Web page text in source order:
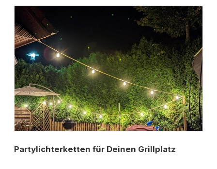
Partylichterketten für Deinen Grillplatz